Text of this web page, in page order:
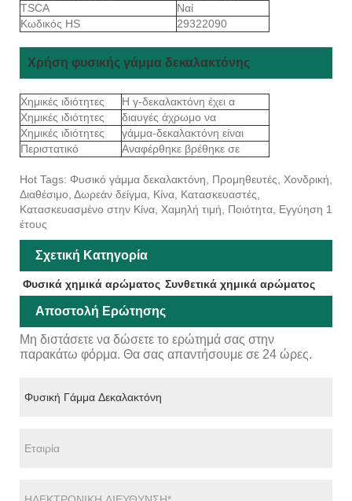
TSCA
Ναί
Κωδικός HS
29322090
Χρήση φυσικής γάμμα δεκαλακτόνης
Χημικές ιδιότητες
Η γ-δεκαλακτόνη έχει α
Χημικές ιδιότητες
διαυγές άχρωμο να
Χημικές ιδιότητες
γάμμα-δεκαλακτόνη είναι
Περιστατικό
Αναφέρθηκε βρέθηκε σε
Hot Tags: Φυσικό γάμμα δεκαλακτόνη, Προμηθευτές, Χονδρική,
Διαθέσιμο, Δωρεάν δείγμα, Κίνα, Κατασκευαστές,
Κατασκευασμένο στην Κίνα, Χαμηλή τιμή, Ποιότητα, Εγγύηση 1
έτους
Σχετική Κατηγορία
Φυσικά χημικά αρώματος Συνθετικά χημικά αρώματος
Αποστολή Ερώτησης
Μη διστάσετε να δώσετε το ερώτημά σας στην
παρακάτω φόρμα. Θα σας απαντήσουμε σε 24 ώρες.